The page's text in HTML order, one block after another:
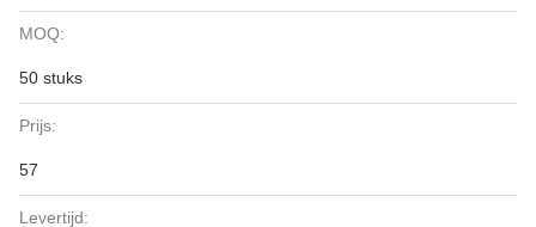
MOQ:
50 stuks
Prijs:
57
Levertijd: